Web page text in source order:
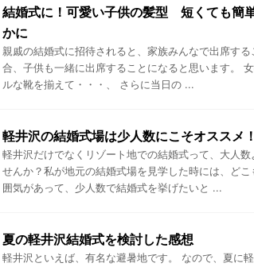
結婚式に！可愛い子供の髪型 短くても簡
かに
親戚の結婚式に招待されると、家族みんなで出席す
合、子供も一緒に出席することになると思います。
ルな靴を揃えて・・・、 さらに当日の ...
軽井沢の結婚式場は少人数にこそオススメ！
軽井沢だけでなくリゾート地での結婚式って、大人
せんか？私が地元の結婚式場を見学した時には、ど
囲気があって、少人数で結婚式を挙げたいと ...
夏の軽井沢結婚式を検討した感想
軽井沢といえば、有名な避暑地です。 なので、夏に